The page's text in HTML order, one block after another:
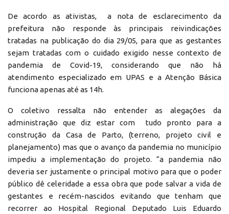
De acordo as ativistas, a nota de esclarecimento da
prefeitura não responde às principais reivindicações
tratadas na publicação do dia 29/05, para que as gestantes
sejam tratadas com o cuidado exigido nesse contexto de
pandemia de Covid-19, considerando que não há
atendimento especializado em UPAS e a Atenção Básica
funciona apenas até as 14h.
O coletivo ressalta não entender as alegações da
administração que diz estar com tudo pronto para a
construção da Casa de Parto, (terreno, projeto civil e
planejamento) mas que o avanço da pandemia no município
impediu a implementação do projeto. “a pandemia não
deveria ser justamente o principal motivo para que o poder
público dê celeridade a essa obra que pode salvar a vida de
gestantes e recém-nascidos evitando que tenham que
recorrer ao Hospital Regional Deputado Luis Eduardo